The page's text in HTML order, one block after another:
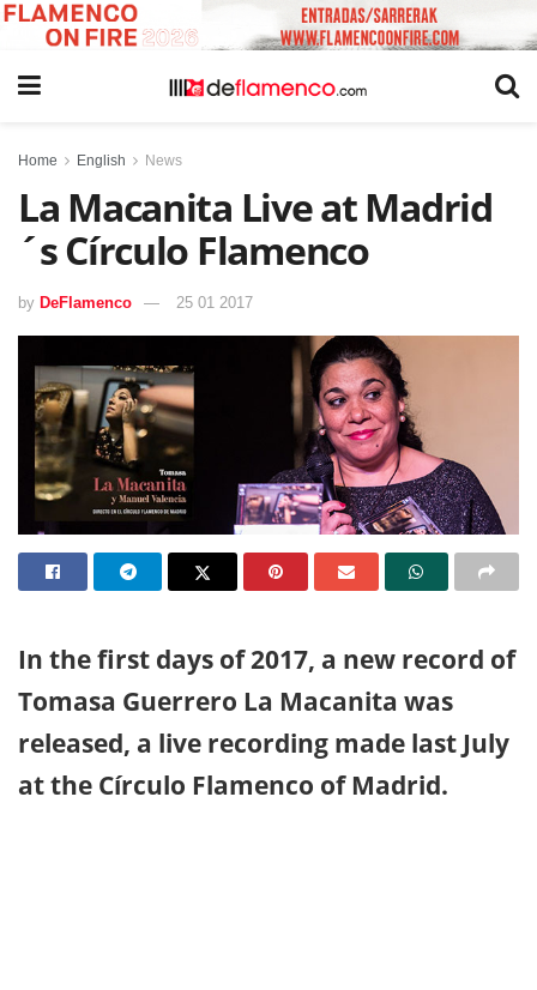
Home English News
La Macanita Live at Madrid
´s Círculo Flamenco
by DeFlamenco 25 01 2017
In the first days of 2017, a new record of
Tomasa Guerrero La Macanita was
released, a live recording made last July
at the Círculo Flamenco of Madrid.